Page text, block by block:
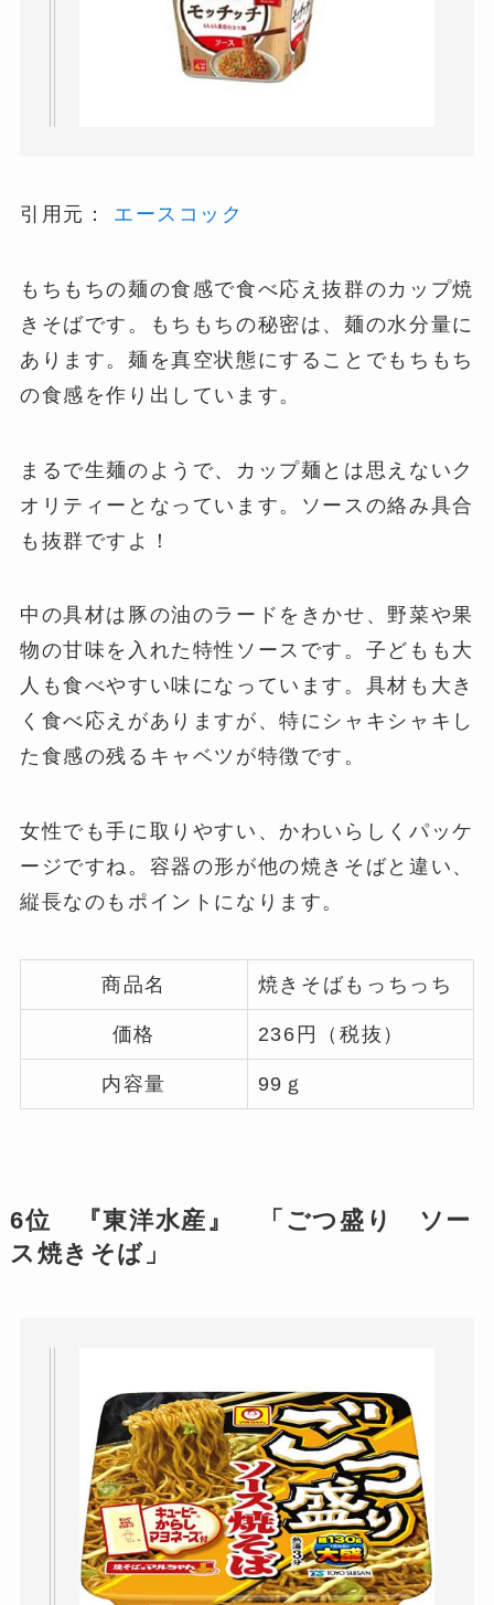
引用元： エースコック
もちもちの麺の食感で食べ応え抜群のカップ焼
きそばです。もちもちの秘密は、麺の水分量に
あります。麺を真空状態にすることでもちもち
の食感を作り出しています。
まるで生麺のようで、カップ麺とは思えないク
オリティーとなっています。ソースの絡み具合
も抜群ですよ！
中の具材は豚の油のラードをきかせ、野菜や果
物の甘味を入れた特性ソースです。子どもも大
人も食べやすい味になっています。具材も大き
く食べ応えがありますが、特にシャキシャキし
た食感の残るキャベツが特徴です。
女性でも手に取りやすい、かわいらしくパッケ
ージですね。容器の形が他の焼きそばと違い、
縦長なのもポイントになります。
商品名 焼きそばもっちっち
価格 236円（税抜）
内容量 99ｇ
6位 『東洋水産』 「ごつ盛り ソー
ス焼きそば」